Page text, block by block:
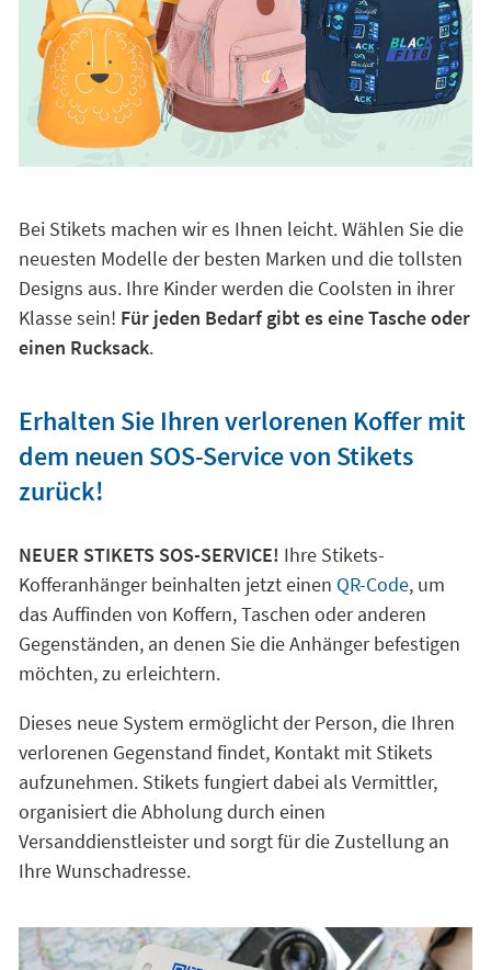
Bei Stikets machen wir es Ihnen leicht. Wählen Sie die
neuesten Modelle der besten Marken und die tollsten
Designs aus. Ihre Kinder werden die Coolsten in ihrer
Klasse sein! Für jeden Bedarf gibt es eine Tasche oder
einen Rucksack.
Erhalten Sie Ihren verlorenen Koffer mit
dem neuen SOS-Service von Stikets
zurück!
NEUER STIKETS SOS-SERVICE! Ihre Stikets-
Kofferanhänger beinhalten jetzt einen QR-Code, um
das Auffinden von Koffern, Taschen oder anderen
Gegenständen, an denen Sie die Anhänger befestigen
möchten, zu erleichtern.
Dieses neue System ermöglicht der Person, die Ihren
verlorenen Gegenstand findet, Kontakt mit Stikets
aufzunehmen. Stikets fungiert dabei als Vermittler,
organisiert die Abholung durch einen
Versanddienstleister und sorgt für die Zustellung an
Ihre Wunschadresse.